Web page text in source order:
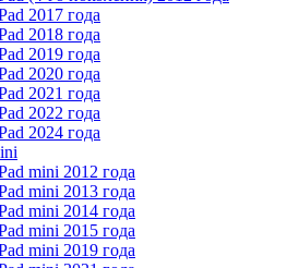
2017 года
2018 года
2019 года
2020 года
2021 года
2022 года
2024 года
mini 2012 года
mini 2013 года
mini 2014 года
mini 2015 года
mini 2019 года